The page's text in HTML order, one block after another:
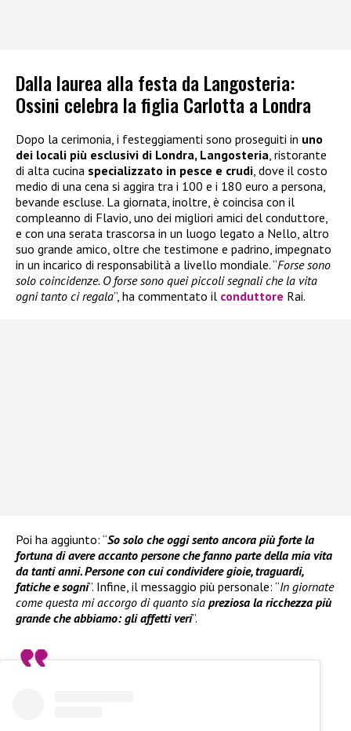
Dalla laurea alla festa da Langosteria:
Ossini celebra la figlia Carlotta a Londra
Dopo la cerimonia, i festeggiamenti sono proseguiti in uno
dei locali più esclusivi di Londra, Langosteria , ristorante
di alta cucina specializzato in pesce e crudi , dove il costo
medio di una cena si aggira tra i 100 e i 180 euro a persona,
bevande escluse. La giornata, inoltre, è coincisa con il
compleanno di Flavio, uno dei migliori amici del conduttore,
e con una serata trascorsa in un luogo legato a Nello, altro
suo grande amico, oltre che testimone e padrino, impegnato
in un incarico di responsabilità a livello mondiale. “Forse sono
solo coincidenze. O forse sono quei piccoli segnali che la vita
ogni tanto ci regala”, ha commentato il conduttore Rai.
Poi ha aggiunto: “So solo che oggi sento ancora più forte la
fortuna di avere accanto persone che fanno parte della mia vita
da tanti anni. Persone con cui condividere gioie, traguardi,
fatiche e sogni”. Infine, il messaggio più personale: “In giornate
come questa mi accorgo di quanto sia preziosa la ricchezza più
grande che abbiamo: gli affetti veri”.